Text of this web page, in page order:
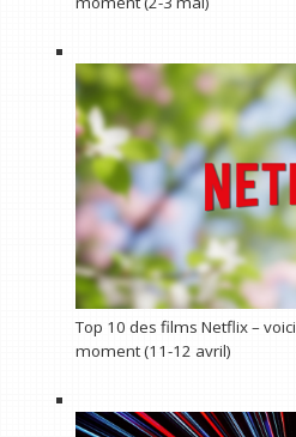
Top 10 des films Netflix –
moment (11-12 avril)